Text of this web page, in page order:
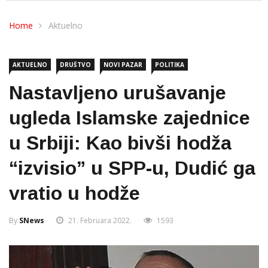
Home Aktuelno
AKTUELNO DRUŠTVO NOVI PAZAR POLITIKA
Nastavljeno urušavanje
ugleda Islamske zajednice
u Srbiji: Kao bivši hodža
“izvisio” u SPP-u, Dudić ga
vratio u hodže
By SNews 21. Februara 2022. 1593